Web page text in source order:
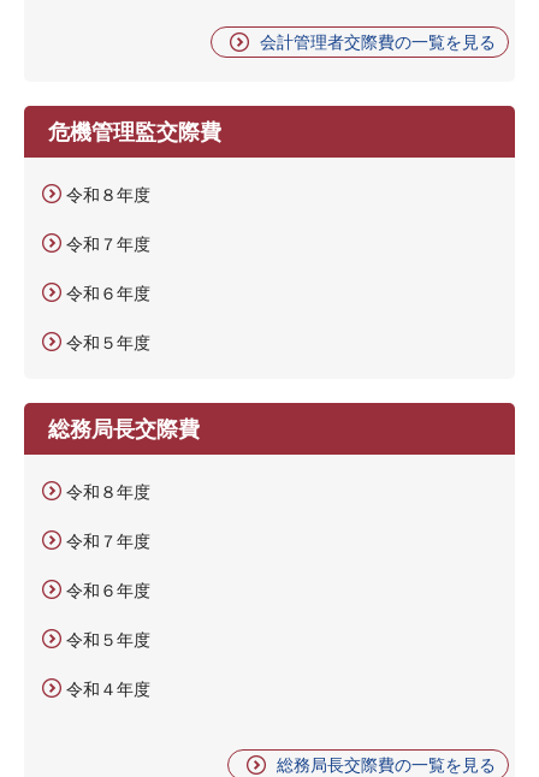
会計管理者交際費の一覧を見る
危機管理監交際費
令和８年度
令和７年度
令和６年度
令和５年度
総務局長交際費
令和８年度
令和７年度
令和６年度
令和５年度
令和４年度
総務局長交際費の一覧を見る